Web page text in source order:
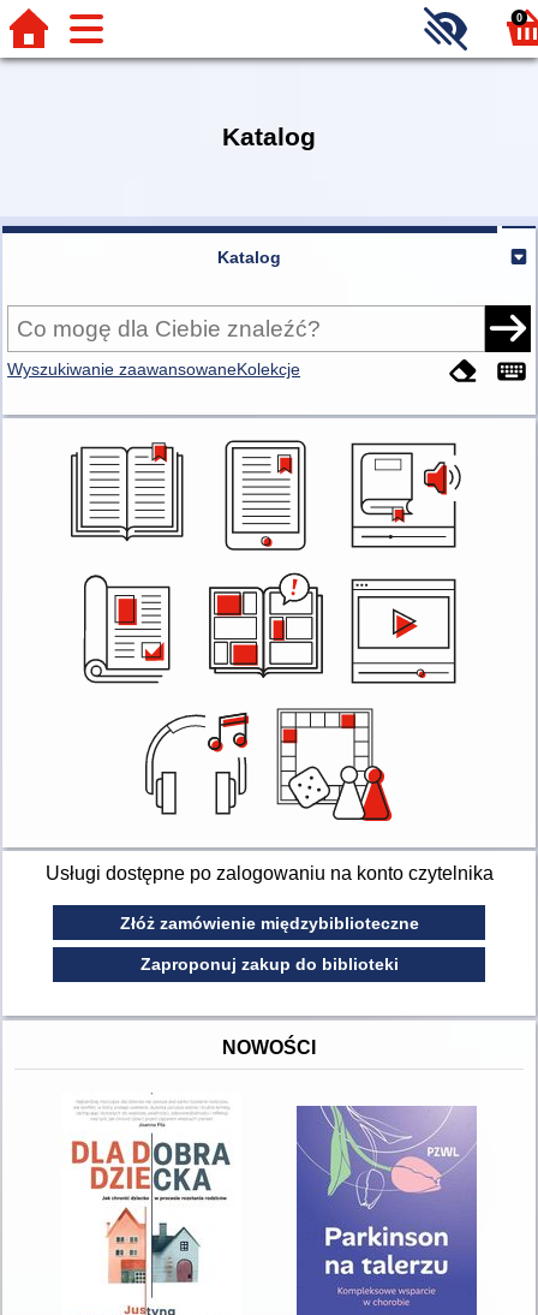
0
Katalog
Katalog
Wyszukiwanie zaawansowaneKolekcje
Usługi dostępne po zalogowaniu na konto czytelnika
Złóż zamówienie międzybiblioteczne
Zaproponuj zakup do biblioteki
NOWOŚCI